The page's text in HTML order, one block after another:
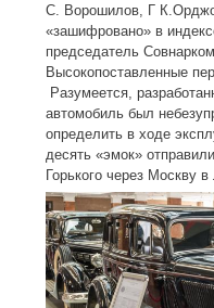
С. Ворошилов, Г
«зашифровано» в
председатель
Высокопоставленные
Разумеется,
автомобиль был
определить в ходе
десять «эмок»
Горького через Москву в